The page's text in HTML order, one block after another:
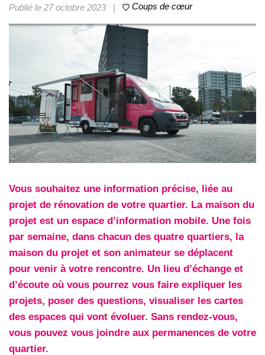
Publié le 27 octobre 2023 | Coups de cœur
Vous souhaitez une information précise, liée au
projet de rénovation de votre quartier. La maison du
projet est un espace d’information mobile. Une fois
par semaine, dans chacun des quatre quartiers, la
maison du projet et son animateur se déplacent
pour venir à votre rencontre. Un lieu d’échange et
d’écoute où vous pourrez vous faire expliquer les
projets, poser des questions, visualiser les cartes
des espaces qui vont évoluer. Sans rendez-vous,
vous pouvez vous joindre aux permanences de votre
quartier.